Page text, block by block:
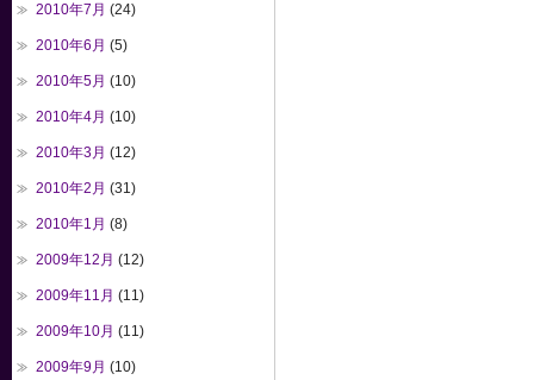
2010年7月 (24)
2010年6月 (5)
2010年5月 (10)
2010年4月 (10)
2010年3月 (12)
2010年2月 (31)
2010年1月 (8)
2009年12月 (12)
2009年11月 (11)
2009年10月 (11)
2009年9月 (10)